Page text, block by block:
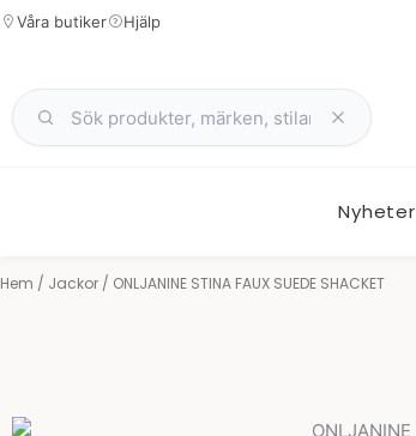
Hoppa
Våra butiker Hjälp
Nyheter
Hem / Jackor / ONLJANINE STINA FAUX SUEDE SHACKET